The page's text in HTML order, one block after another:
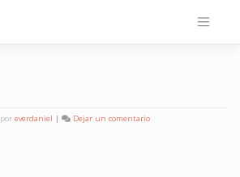
por everdaniel | Dejar un comentarioen